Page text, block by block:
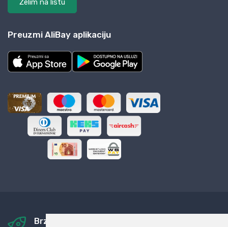
Želim na listu
Preuzmi AliBay aplikaciju
Brza i sigurna dostava